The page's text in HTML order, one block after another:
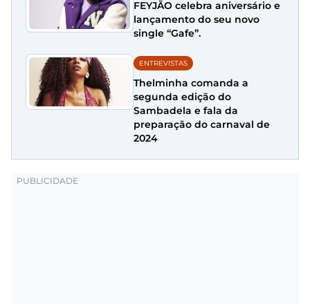
FEYJÃO celebra aniversário e
lançamento do seu novo
single “Gafe”.
ENTREVISTAS
Thelminha comanda a
segunda edição do
Sambadela e fala da
preparação do carnaval de
2024